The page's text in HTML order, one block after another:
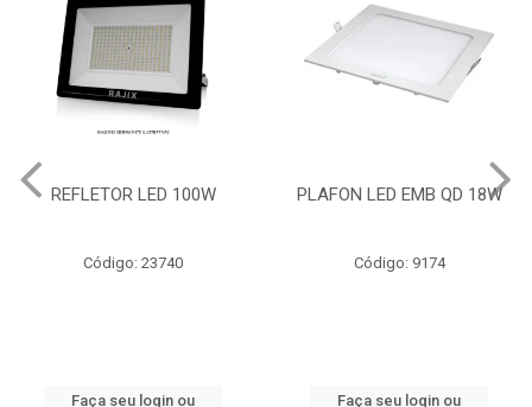
REFLETOR LED 100W
Código: 23740
Faça seu login ou
PLAFON LED EMB QD 18W
Código: 9174
Faça seu login ou